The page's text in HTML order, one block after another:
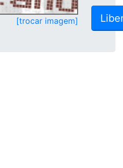
[trocar imagem]